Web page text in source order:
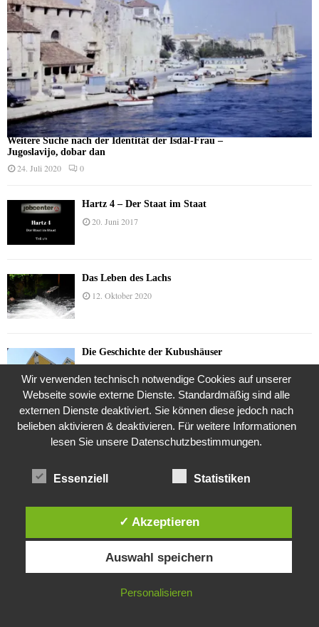
Weitere Suche nach der Identität der Isdal-Frau –
Jugoslavijo, dobar dan
24. Juli 2020 0
Hartz 4 – Der Staat im Staat
20. Juni 2017
Das Leben des Lachs
12. Oktober 2020
Die Geschichte der Kubushäuser
Was ist denn das? -Mars „SOL 735“ Rover Curiosity
24. November 2015
3. November 2019
Die Straße radikalisiert jeden Tag ein Stückchen
Diese Website verwendet Cookies. Durch die weitere Nutzung dieser
Website stimmst du der Verwendung von Cookies zu.
IN ORDNUNG
Wir verwenden technisch notwendige Cookies auf unserer
Webseite sowie externe Dienste. Standardmäßig sind alle
externen Dienste deaktiviert. Sie können diese jedoch nach
belieben aktivieren & deaktivieren. Für weitere Informationen
lesen Sie unsere Datenschutzbestimmungen.
Essenziell Statistiken
✓ Akzeptieren
Auswahl speichern
Personalisieren